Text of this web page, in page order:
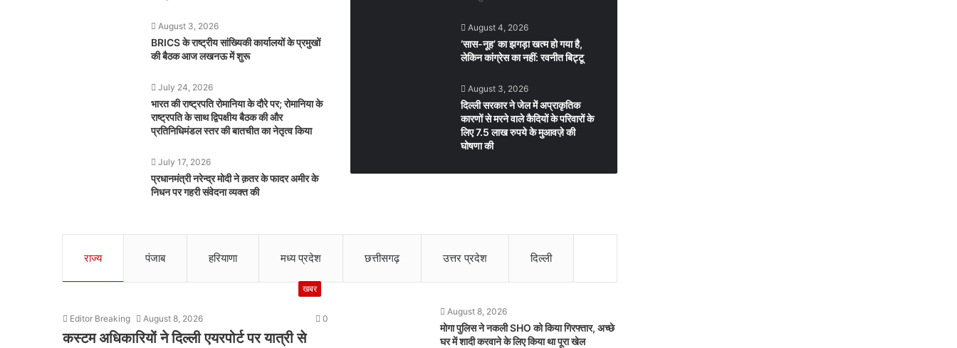
August 3, 2026
BRICS के राष्ट्रीय सांख्यिकी कार्यालयों के प्रमुखों
की बैठक आज लखनऊ में शुरू
July 24, 2026
भारत की राष्ट्रपति रोमानिया के दौरे पर; रोमानिया के
राष्ट्रपति के साथ द्विपक्षीय बैठक की और
प्रतिनिधिमंडल स्‍तर की बातचीत का नेतृत्व किया
July 17, 2026
प्रधानमंत्री नरेन्द्र मोदी ने क़तर के फादर अमीर के
निधन पर गहरी संवेदना व्यक्त की
August 4, 2026
‘सास-नूह’ का झगड़ा खत्म हो गया है,
लेकिन कांग्रेस का नहीं: रवनीत बिट्टू
August 3, 2026
दिल्ली सरकार ने जेल में अप्राकृतिक
कारणों से मरने वाले कैदियों के परिवारों के
लिए 7.5 लाख रुपये के मुआवज़े की
घोषणा की
राज्य पंजाब हरियाणा मध्य प्रदेश छत्तीसगढ़ उत्तर प्रदेश दिल्ली
खबर
Editor Breaking August 8, 2026 0
कस्टम अधिकारियों ने दिल्ली एयरपोर्ट पर यात्री से
August 8, 2026
मोगा पुलिस ने नकली SHO को किया गिरफ्तार, अच्छे
घर में शादी करवाने के लिए किया था पूरा खेल